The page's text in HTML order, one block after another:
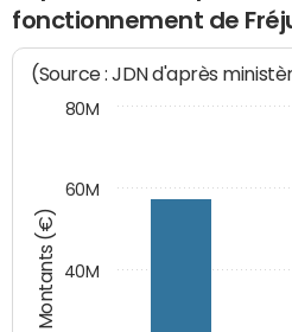
fonctionnement de
Montants (€)
(Source : JDN d'après
40M
60M
80M